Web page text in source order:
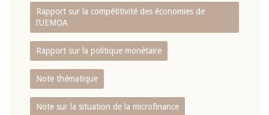
Rapport sur la compétitivité des économies de
l‘UEMOA
Rapport sur la politique monétaire
Note thématique
Note sur la situation de la microfinance